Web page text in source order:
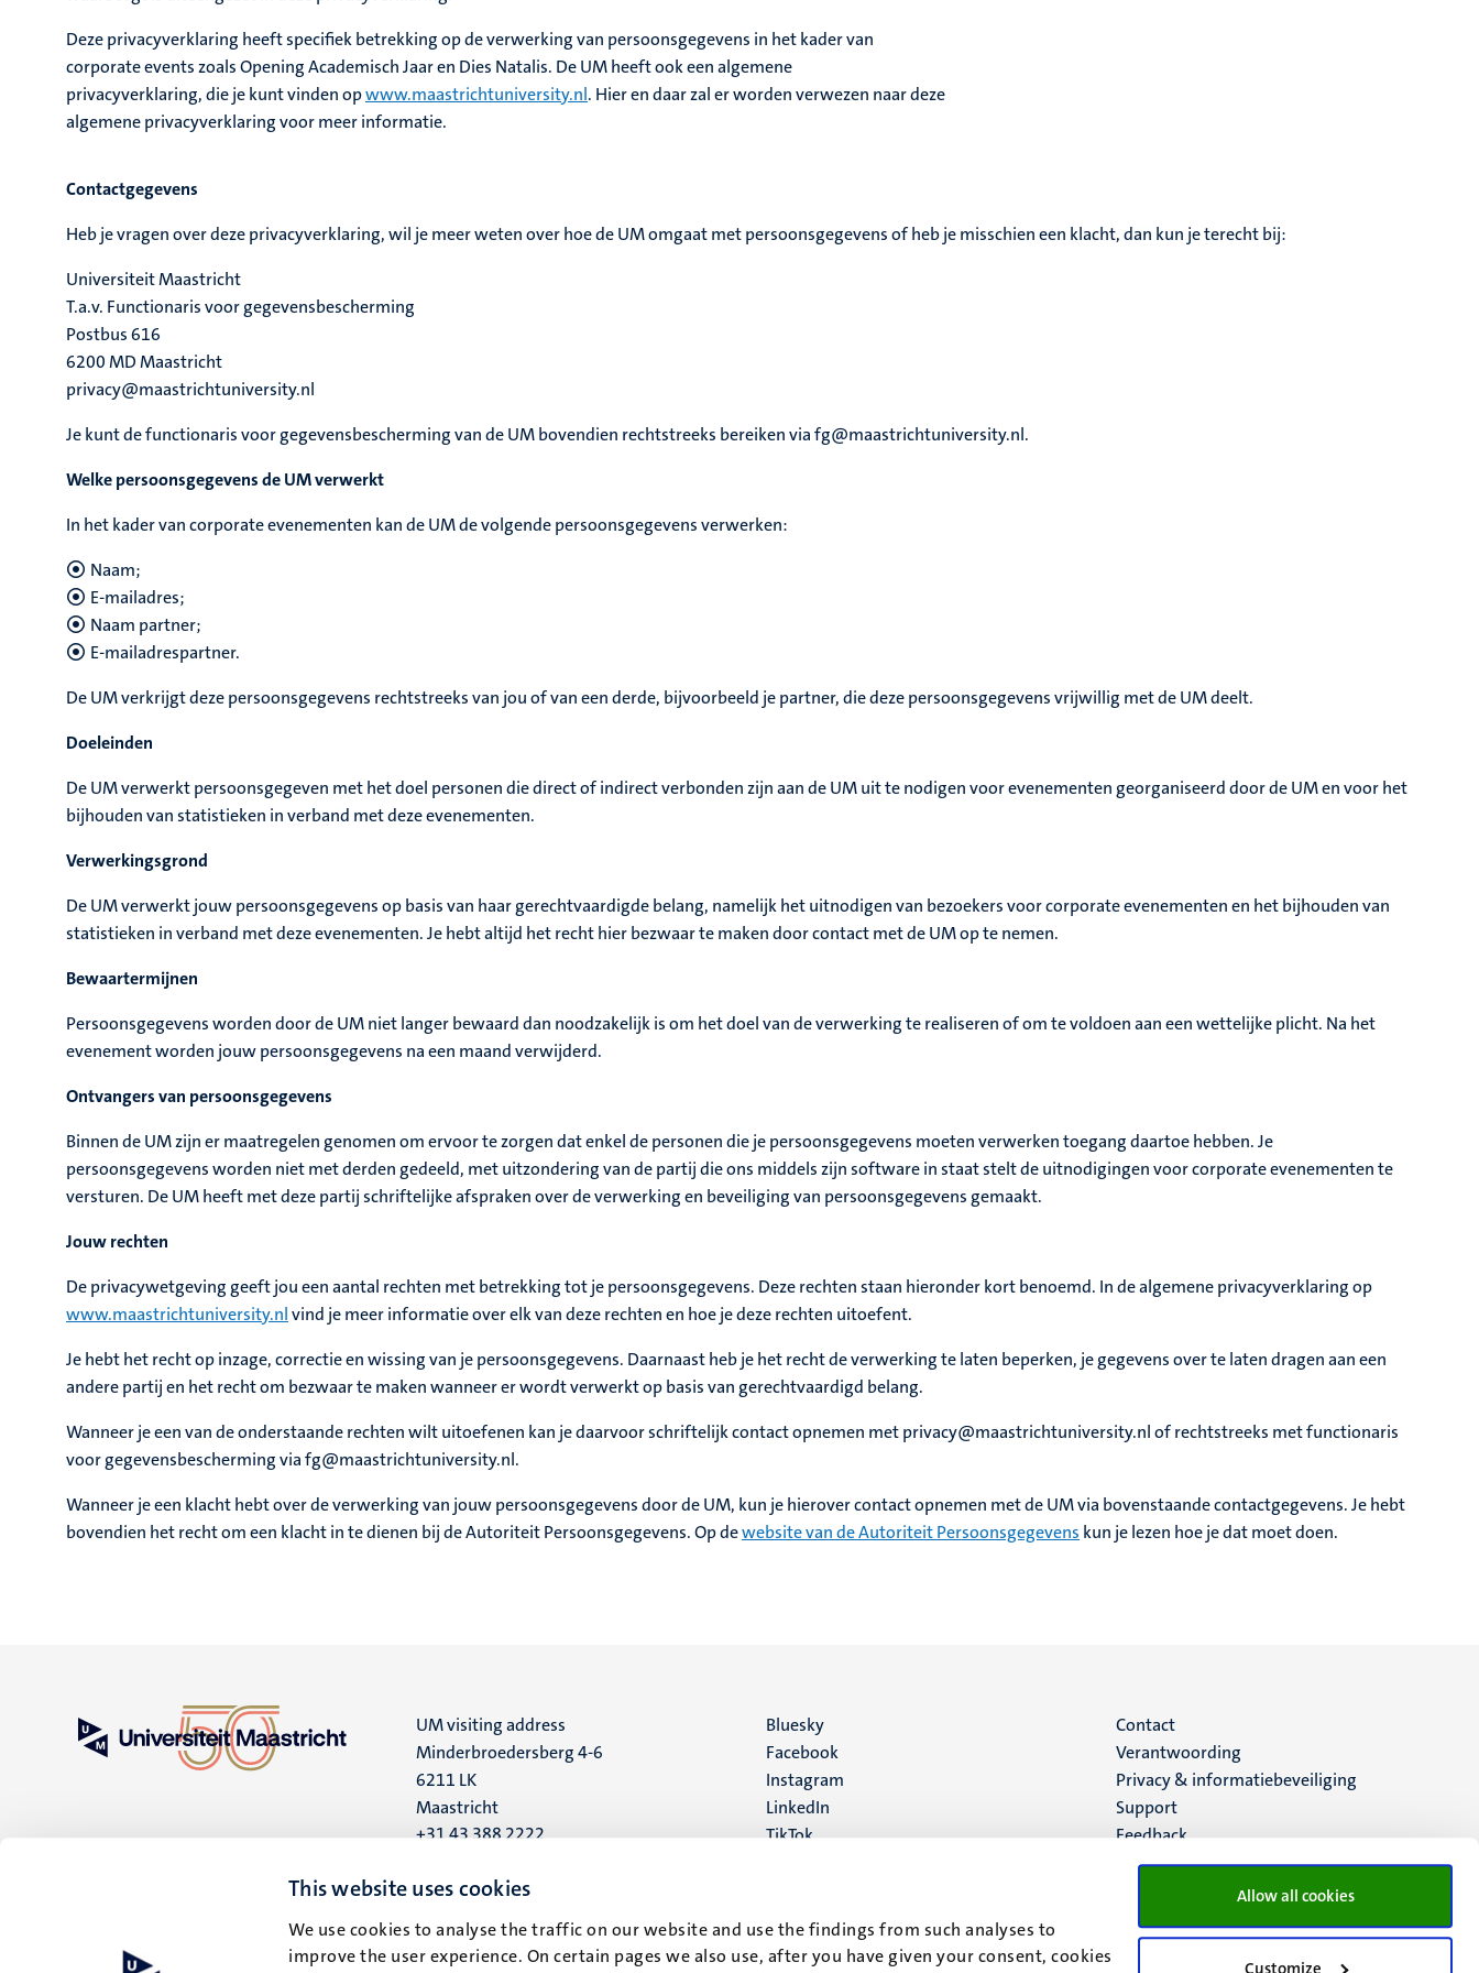
This website uses cookies
We use cookies to analyse the traffic on our website and use the findings from such analyses to
improve the user experience. On certain pages we also use, after you have given your consent, cookies
Allow all cookies
Customize
Deze privacyverklaring heeft specifiek betrekking op de verwerking van persoonsgegevens in het kader van
corporate events zoals Opening Academisch Jaar en Dies Natalis. De UM heeft ook een algemene
privacyverklaring, die je kunt vinden opwww.maastrichtuniversity.nl. Hier en daar zal er worden verwezen naar deze
algemene privacyverklaring voor meer informatie.
Contactgegevens
Heb je vragen over deze privacyverklaring, wil je meer weten over hoe de UM omgaat met persoonsgegevens of heb je misschien een klacht, dan kun je terecht bij:
Universiteit Maastricht
T.a.v. Functionaris voor gegevensbescherming
Postbus 616
6200 MD Maastricht
privacy@maastrichtuniversity.nl
Je kunt de functionaris voor gegevensbescherming van de UM bovendien rechtstreeks bereiken via fg@maastrichtuniversity.nl.
Welke persoonsgegevens de UM verwerkt
In het kader van corporate evenementen kan de UM de volgende persoonsgegevens verwerken:
Naam;
E-mailadres;
Naam partner;
E-mailadrespartner.
De UM verkrijgt deze persoonsgegevens rechtstreeks van jou of van een derde, bijvoorbeeld je partner, die deze persoonsgegevens vrijwillig met de UM deelt.
Doeleinden
De UM verwerkt persoonsgegeven met het doel personen die direct of indirect verbonden zijn aan de UM uit te nodigen voor evenementen georganiseerd door de UM en voor het
bijhouden van statistieken in verband met deze evenementen.
Verwerkingsgrond
De UM verwerkt jouw persoonsgegevens op basis van haar gerechtvaardigde belang, namelijk het uitnodigen van bezoekers voor corporate evenementen en het bijhouden van
statistieken in verband met deze evenementen. Je hebt altijd het recht hier bezwaar te maken door contact met de UM op te nemen.
Bewaartermijnen
Persoonsgegevens worden door de UM niet langer bewaard dan noodzakelijk is om het doel van de verwerking te realiseren of om te voldoen aan een wettelijke plicht. Na het
evenement worden jouw persoonsgegevens na een maand verwijderd.
Ontvangers van persoonsgegevens
Binnen de UM zijn er maatregelen genomen om ervoor te zorgen dat enkel de personen die je persoonsgegevens moeten verwerken toegang daartoe hebben. Je
persoonsgegevens worden niet met derden gedeeld, met uitzondering van de partij die ons middels zijn software in staat stelt de uitnodigingen voor corporate evenementen te
versturen. De UM heeft met deze partij schriftelijke afspraken over de verwerking en beveiliging van persoonsgegevens gemaakt.
Jouw rechten
De privacywetgeving geeft jou een aantal rechten met betrekking tot je persoonsgegevens. Deze rechten staan hieronder kort benoemd. In de algemene privacyverklaring op
www.maastrichtuniversity.nlvind je meer informatie over elk van deze rechten en hoe je deze rechten uitoefent.
Je hebt het recht op inzage, correctie en wissing van je persoonsgegevens. Daarnaast heb je het recht de verwerking te laten beperken, je gegevens over te laten dragen aan een
andere partij en het recht om bezwaar te maken wanneer er wordt verwerkt op basis van gerechtvaardigd belang.
Wanneer je een van de onderstaande rechten wilt uitoefenen kan je daarvoor schriftelijk contact opnemen met privacy@maastrichtuniversity.nl of rechtstreeks met functionaris
voor gegevensbescherming via fg@maastrichtuniversity.nl.
Wanneer je een klacht hebt over de verwerking van jouw persoonsgegevens door de UM, kun je hierover contact opnemen met de UM via bovenstaande contactgegevens. Je hebt
bovendien het recht om een klacht in te dienen bij de Autoriteit Persoonsgegevens. Op dewebsite van de Autoriteit Persoonsgegevens kun je lezen hoe je dat moet doen.
UM visiting address
Minderbroedersberg 4-6
6211 LK
Maastricht
+31 43 388 2222
UM postal address
6200 MD
Maastricht
Social
media
Bluesky
Facebook
Instagram
LinkedIn
TikTok
Menu
footer
(NL)
Contact
Verantwoording
Privacy & informatiebeveiliging
Support
Feedback